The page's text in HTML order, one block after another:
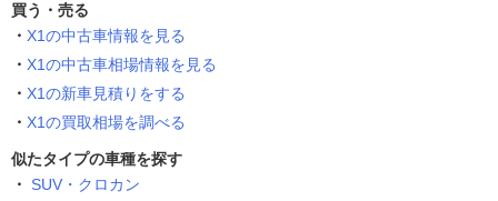
買う・売る
X1の中古車情報を見る
X1の中古車相場情報を見る
X1の新車見積りをする
X1の買取相場を調べる
似たタイプの車種を探す
SUV・クロカン